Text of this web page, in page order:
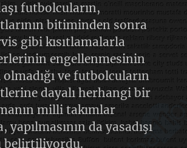
futbolcuların,
bitiminden sonra
gibi kısıtlamalarla
engellenmesinin
ve futbolcuların
dayalı herhangi bir
milli takımlar
yapılmasının da yasadışı
belirtiliyordu.